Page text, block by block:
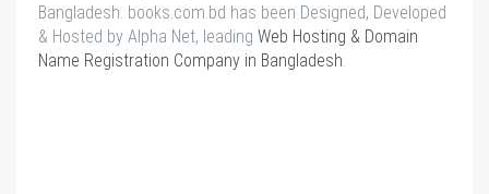
Bangladesh. books.com.bd has been Designed, Developed
& Hosted by Alpha Net, leading Web Hosting & Domain
Name Registration Company in Bangladesh